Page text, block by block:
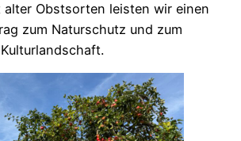
alter Obstsorten leisten wir einen
zum Naturschutz und zum